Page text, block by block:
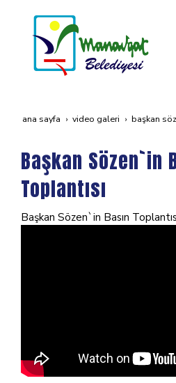
ana sayfa video galeri başkan
Başkan Sözen`in
Toplantısı
Başkan Sözen`in Basın